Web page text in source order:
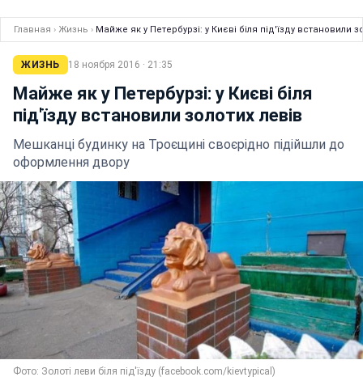
Главная › Жизнь › Майже як у Петербурзі: у Києві біля під'їзду встановили
ЖИЗНЬ 18 ноября 2016 · 21:35
Майже як у Петербурзі: у Києві біля
під'їзду встановили золотих левів
Мешканці будинку на Троєщині своєрідно підійшли до
оформлення двору
Фото: Золоті леви біля під'їзду (facebook.com/kievtypical)